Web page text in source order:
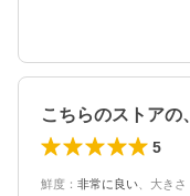
5
鮮度 ： 非常に良い 大きさ